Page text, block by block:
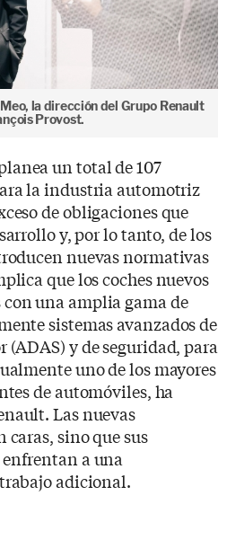
la dirección del Grupo Renault
Provost.
un total de 107
la industria automotriz
de obligaciones que
y, por lo tanto, de los
nuevas normativas
que los coches nuevos
una amplia gama de
sistemas avanzados de
y de seguridad, para
uno de los mayores
de automóviles, ha
Las nuevas
caras, sino que sus
a una
adicional.